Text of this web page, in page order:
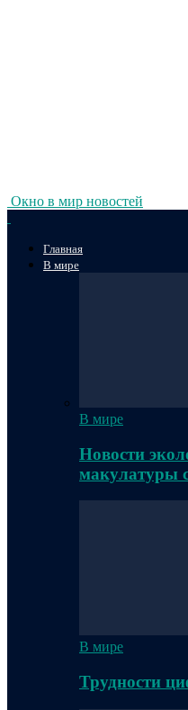
Окно в мир новостей
Главная
В мире
В мире
Новости
макулатуры
В мире
Трудности